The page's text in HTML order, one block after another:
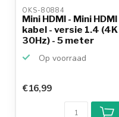
OKS-80884
Mini HDMI - Mini HDMI
kabel - versie 1.4 (4K
30Hz) - 5 meter
Op voorraad
€16,99